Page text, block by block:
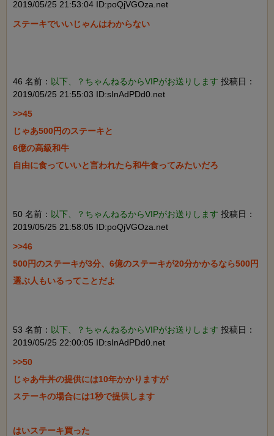
2019/05/25 21:53:04 ID:poQjVGOza.net
ステーキでいいじゃんはわからない
46 名前： 以下、？ちゃんねるからVIPがお送りします 投稿日：
2019/05/25 21:55:03 ID:sInAdPDd0.net
>>45
じゃあ500円のステーキと
6億の高級和牛
自由に食っていいと言われたら和牛食ってみたいだろ
50 名前： 以下、？ちゃんねるからVIPがお送りします 投稿日：
2019/05/25 21:58:05 ID:poQjVGOza.net
>>46
500円のステーキが3分、6億のステーキが20分かかるなら500円
選ぶ人もいるってことだよ
53 名前： 以下、？ちゃんねるからVIPがお送りします 投稿日：
2019/05/25 22:00:05 ID:sInAdPDd0.net
>>50
じゃあ牛丼の提供には10年かかりますが
ステーキの場合には1秒で提供します
はいステーキ買った